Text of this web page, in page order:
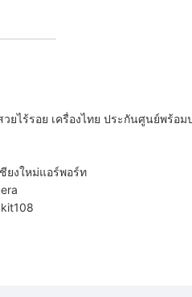
วยไร้รอย เครื่องไทย ประกันศูนย์พร้
ยงใหม่แอร์พอร์ท